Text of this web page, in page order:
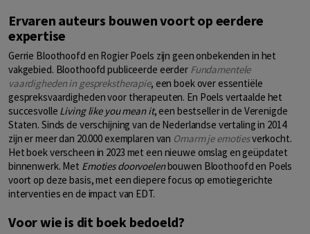
Ervaren auteurs bouwen voort op eerdere
expertise
Gerrie Bloothoofd en Rogier Poels zijn geen onbekenden in het
vakgebied. Bloothoofd publiceerde eerder Fundamentele
vaardigheden in gesprekstherapie, een boek over essentiële
gespreksvaardigheden voor therapeuten. En Poels vertaalde het
succesvolle Living like you mean it, een bestseller in de Verenigde
Staten. Sinds de verschijning van de Nederlandse vertaling in 2014
zijn er meer dan 20.000 exemplaren van Omarm je emotiesverkocht.
Het boek verscheen in 2023 met een nieuwe omslag en geüpdatet
binnenwerk. Met Emoties doorvoelenbouwen Bloothoofd en Poels
voort op deze basis, met een diepere focus op emotiegerichte
interventies en de impact van EDT.
Voor wie is dit boek bedoeld?